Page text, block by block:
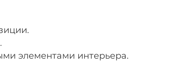
элементами интерьера.